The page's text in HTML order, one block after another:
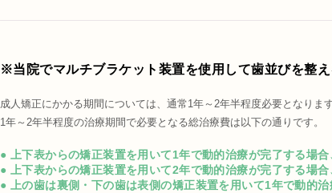
※当院でマルチブラケット装置を使用して歯並びを整
成人矯正にかかる期間については、通常1年～2年半程度必要となります
1年～2年半程度の治療期間で必要となる総治療費は以下の通りです。
● 上下表からの矯正装置を用いて1年で動的治療が完了する場
● 上下表からの矯正装置を用いて2年で動的治療が完了する場
● 上の歯は裏側・下の歯は表側の矯正装置を用いて1年で動的